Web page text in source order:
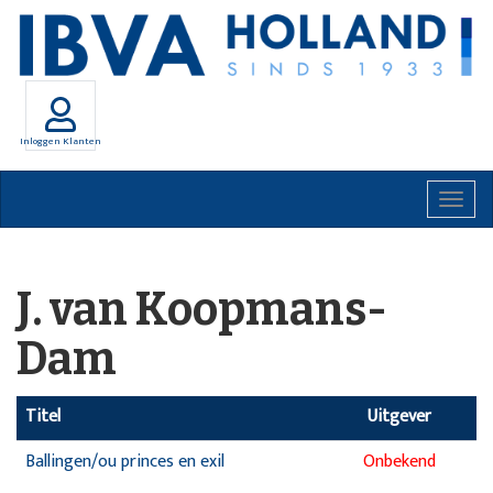
Inloggen Klanten
J. van Koopmans-
Dam
Titel
Uitgever
Ballingen/ou princes en exil
Onbekend